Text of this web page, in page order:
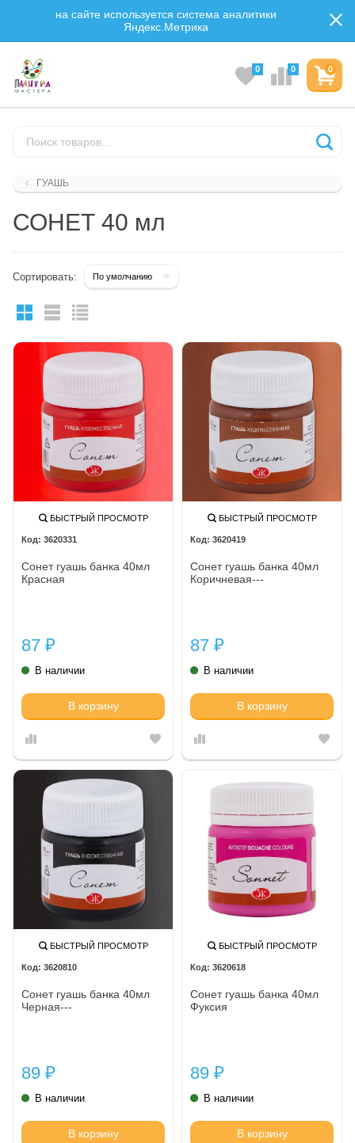
на сайте используется система аналитики
Яндекс.Метрика
0
0 0
ГУАШЬ
СОНЕТ 40 мл
Сортировать:
БЫСТРЫЙ ПРОСМОТР
3620331
Сонет гуашь банка 40мл
Красная
87 ₽
В наличии
В корзину
БЫСТРЫЙ ПРОСМОТР
3620419
Сонет гуашь банка 40мл
Коричневая---
87 ₽
В наличии
В корзину
БЫСТРЫЙ ПРОСМОТР
3620810
Сонет гуашь банка 40мл
Черная---
89 ₽
В наличии
В корзину
БЫСТРЫЙ ПРОСМОТР
3620618
Сонет гуашь банка 40мл
Фуксия
89 ₽
В наличии
В корзину